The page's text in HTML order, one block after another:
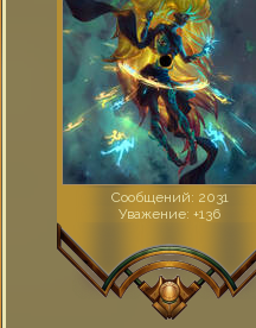
Сообщений: 2031
Уважение: +136